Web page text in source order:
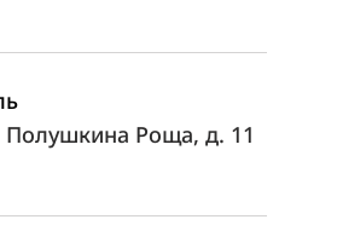
Полушкина Роща, д. 11